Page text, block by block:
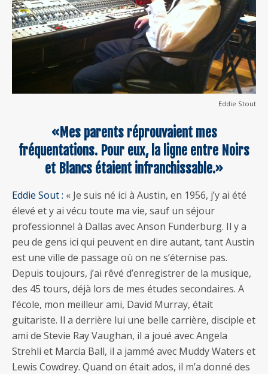
Eddie Stout
«Mes parents réprouvaient mes
fréquentations. Pour eux, la ligne entre Noirs
et Blancs étaient infranchissable.»
Eddie Sout : « Je suis né ici à Austin, en 1956, j’y ai été
élevé et y ai vécu toute ma vie, sauf un séjour
professionnel à Dallas avec Anson Funderburg. Il y a
peu de gens ici qui peuvent en dire autant, tant Austin
est une ville de passage où on ne s’éternise pas.
Depuis toujours, j’ai rêvé d’enregistrer de la musique,
des 45 tours, déjà lors de mes études secondaires. A
l’école, mon meilleur ami, David Murray, était
guitariste. Il a derrière lui une belle carrière, disciple et
ami de Stevie Ray Vaughan, il a joué avec Angela
Strehli et Marcia Ball, il a jammé avec Muddy Waters et
Lewis Cowdrey. Quand on était ados, il m’a donné des